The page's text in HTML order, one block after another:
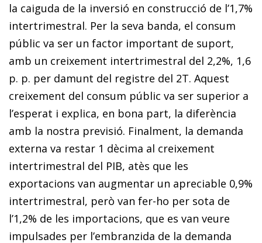
la caiguda de la inversió en construcció de l’1,7%
intertrimestral. Per la seva banda, el consum
públic va ser un factor important de suport,
amb un creixement intertrimestral del 2,2%, 1,6
p. p. per damunt del registre del 2T. Aquest
creixement del consum públic va ser superior a
l’esperat i explica, en bona part, la diferència
amb la nostra previsió. Finalment, la demanda
externa va restar 1 dècima al creixement
intertrimestral del PIB, atès que les
exportacions van augmentar un apreciable 0,9%
intertrimestral, però van fer-ho per sota de
l’1,2% de les importacions, que es van veure
impulsades per l’embranzida de la demanda